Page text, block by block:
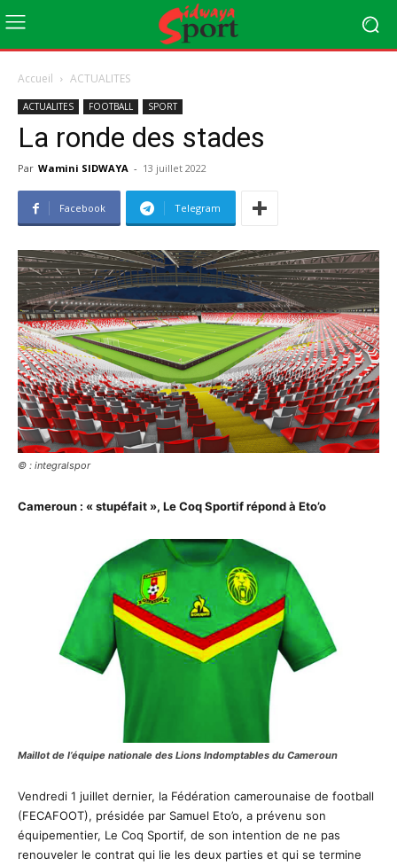
Accueil ACTUALITES
ACTUALITES FOOTBALL SPORT
La ronde des stades
Par Wamini SIDWAYA - 13 juillet 2022
Facebook Telegram
© : integralspor
Cameroun : « stupéfait », Le Coq Sportif répond à Eto’o
Maillot de l’équipe nationale des Lions Indomptables du Cameroun
Vendredi 1 juillet dernier, la Fédération camerounaise de football
(FECAFOOT), présidée par Samuel Eto’o, a prévenu son
équipementier, Le Coq Sportif, de son intention de ne pas
renouveler le contrat qui lie les deux parties et qui se termine